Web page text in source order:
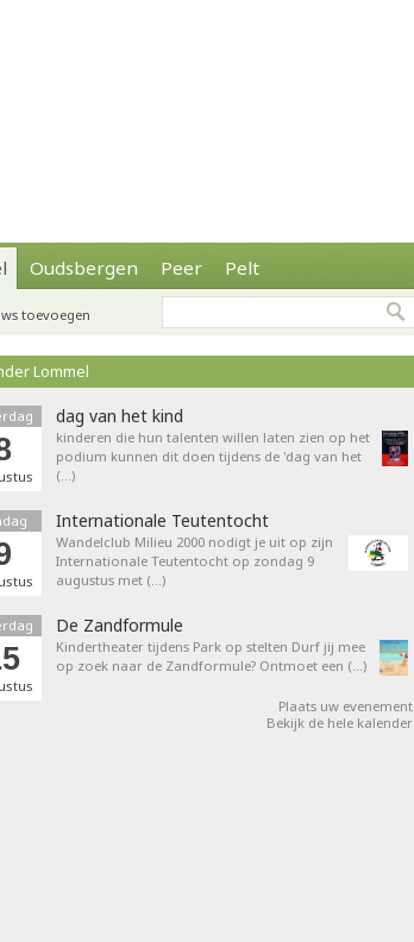
Oudsbergen Peer Pelt
toevoegen
Lommel
dag van het kind
kinderen die hun talenten willen laten zien op het
podium kunnen dit doen tijdens de 'dag van het
(…)
Internationale Teutentocht
Wandelclub Milieu 2000 nodigt je uit op zijn
Internationale Teutentocht op zondag 9
augustus met (…)
De Zandformule
Kindertheater tijdens Park op stelten Durf jij mee
op zoek naar de Zandformule? Ontmoet een (…)
Plaats uw evenement
Bekijk de hele kalender